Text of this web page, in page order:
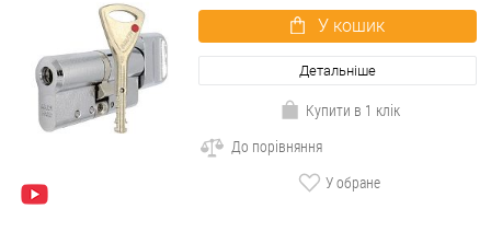
У кошик
Детальніше
Купити в 1 клік
До порівняння
У обране